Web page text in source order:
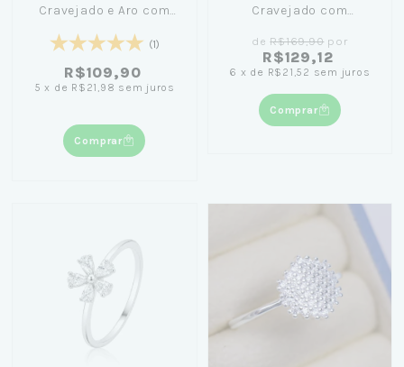
Cravejado e Aro com
(1)
R$109,90
5 x de R$21,98 sem juros
Comprar
Cravejado com
deR$169,90 por
R$129,12
6 x de R$21,52 sem juros
Comprar